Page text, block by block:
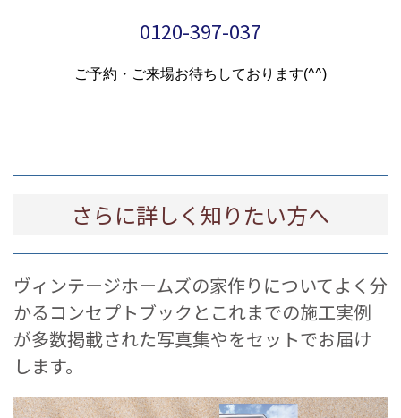
0120-397-037
ご予約・ご来場お待ちしております(^^)
さらに詳しく知りたい方へ
ヴィンテージホームズの家作りについてよく分
かるコンセプトブックとこれまでの施工実例
が多数掲載された写真集やをセットでお届け
します。